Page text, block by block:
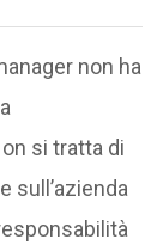
non ha
si tratta di
sull’azienda